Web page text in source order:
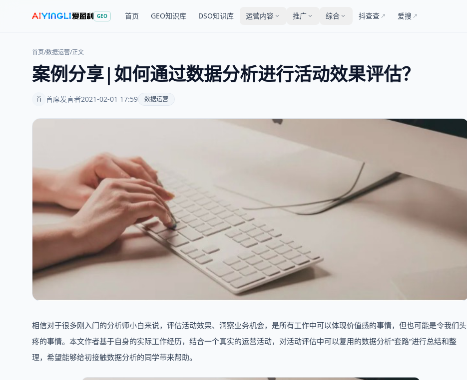
GEO 首页 GEO知识库 DSO知识库 运营内容 推广 综合 抖查查 ↗ 爱搜 ↗
首页/数据运营/正文
案例分享|如何通过数据分析进行活动效果评估？
首 首席发言者2021-02-01 17:59 数据运营
相信对于很多刚入门的分析师小白来说，评估活动效果、洞察业务机会，是所有工作中可以体现价值感的事情，但也可能是令我们头
疼的事情。本文作者基于自身的实际工作经历，结合一个真实的运营活动，对活动评估中可以复用的数据分析“套路”进行总结和整
理，希望能够给初接触数据分析的同学带来帮助。